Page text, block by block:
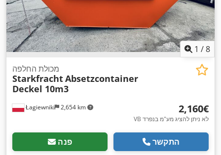
1 /8
Łagiewniki 2,654 km
מכולת החלפה
StarkfrachtAbsetzcontainer
Deckel 10m3
‏2,160 ‏€
VB לא ניתן להציג מע"מ בנפרד
פנה התקשר